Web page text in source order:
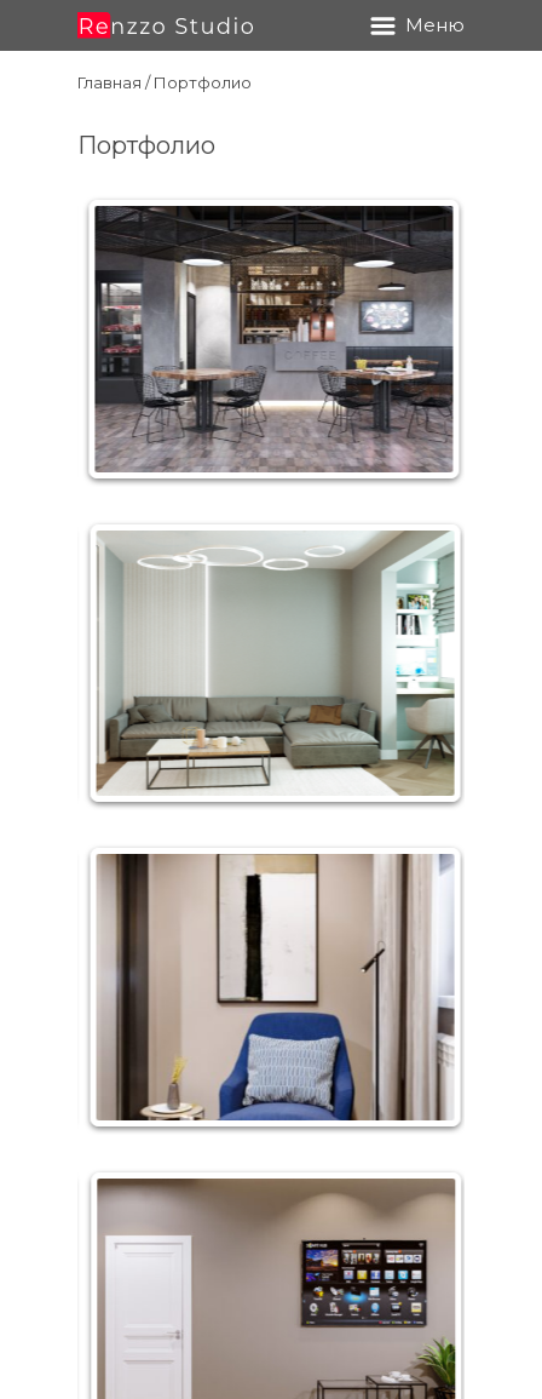
Меню
Главная / Портфолио
Портфолио